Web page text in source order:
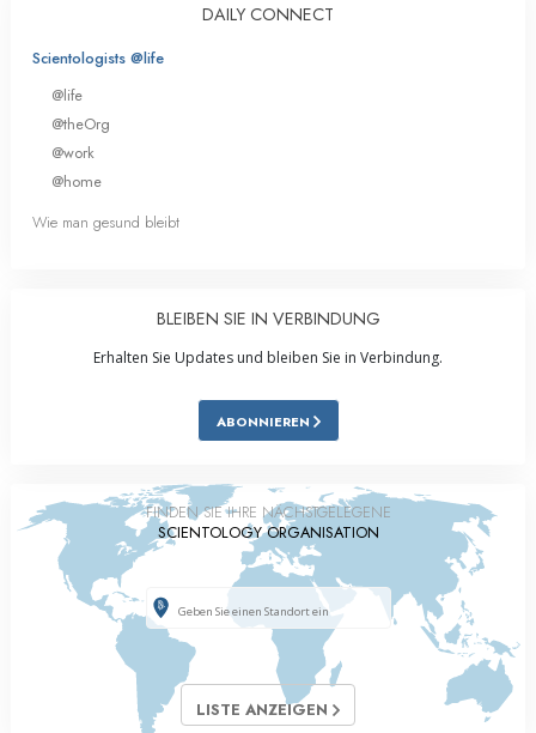
DAILY CONNECT
Scientologists @life
@life
@theOrg
@work
@home
Wie man gesund bleibt
BLEIBEN SIE IN VERBINDUNG
Erhalten Sie Updates und bleiben Sie in Verbindung.
ABONNIEREN
FINDEN SIE IHRE NÄCHSTGELEGENE
SCIENTOLOGY ORGANISATION
LISTE ANZEIGEN